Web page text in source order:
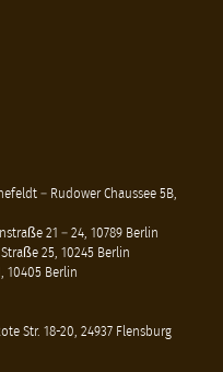
– Rudower Chaussee 5B,
21 – 24, 10789 Berlin
25, 10245 Berlin
10405 Berlin
Str. 18-20, 24937 Flensburg